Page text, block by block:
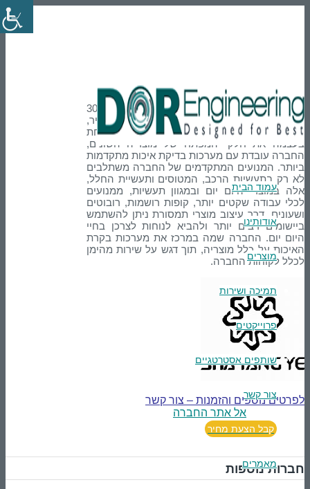
עמוד הבית
אודותינו
מוצרים
תמיכה ושירות
פרוייקטים
שותפים אסטרטגיים
צור קשר
קבל הצעת מחיר
מאמרים
Sha Yang Ye
Sha Yang Ye חברה טייוואנית בעלת ותק של 30
שנה בייצור כלי חשמל אלחוטיים, מנועי גיר,
ומנועים מיקרו מסוגים שונים. החברה מפתחת
בעצמה את חלקי המפתח של מוצריה השונים,
החברה עובדת עם מערכות בדיקת איכות מתקדמות
ביותר. המנועים המתקדמים של החברה משתלבים
לא רק בתעשיות הרכב, המטוסים ותעשיית החלל,
אלה במוצרי היום יום ובמגוון תעשיות, ממנועים
לכלי עבודה שקטים יותר, קופות רושמות, רובוטים
ושעונים. דרך עיצוב מוצרי תמסורת ניתן להשתמש
ביישומים רבים יותר ולהביא לנוחות לצרכן בחיי
היום יום. החברה שמה במרכז את מערכות בקרת
האיכות על כלל מוצריה, תוך דגש על שירות מהימן
לכלל לקוחות החברה.
לפרטים נוספים והזמנות – צור קשר
אל אתר החברה
חברות נוספות